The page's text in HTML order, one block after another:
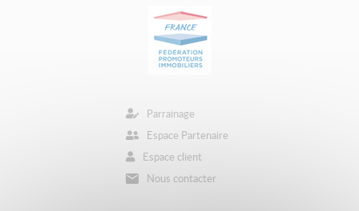
Parrainage
Espace Partenaire
Espace client
Nous contacter